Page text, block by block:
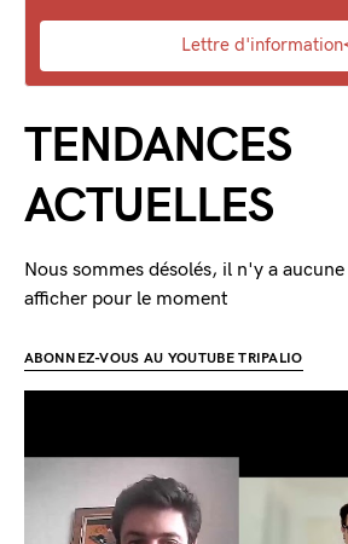
Lettre d'information
TENDANCES
ACTUELLES
Nous sommes désolés, il n'y a
afficher pour le moment
ABONNEZ-VOUS AU YOUTUBE TRIPALIO